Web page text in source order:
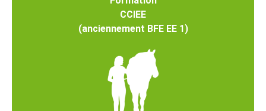
CCIEE
(anciennement BFE EE 1)​